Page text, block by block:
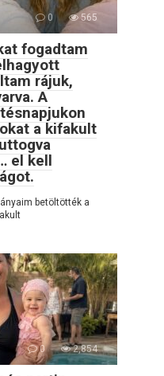
0 565
fogadtam
rájuk,
A
a kifakult
el kell
betöltötték a
0 2,854